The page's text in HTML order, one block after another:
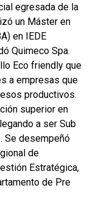
egresada de la
un Máster en
en IEDE
Quimeco Spa.
Eco friendly que
a empresas que
productivos.
superior en
a ser Sub
Se desempeñó
de
Estratégica,
de Pre